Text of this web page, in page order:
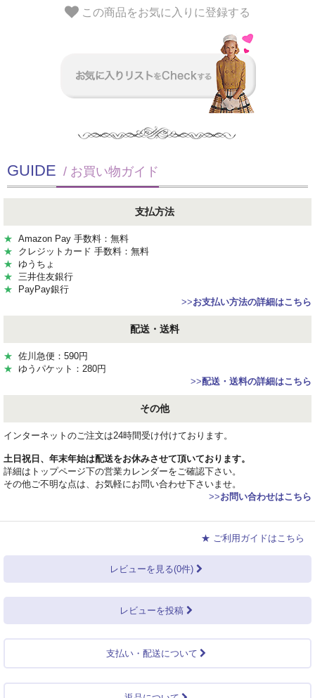
この商品をお気に入りに登録する
GUIDE / お買い物ガイド
支払方法
★ Amazon Pay 手数料：無料
★ クレジットカード 手数料：無料
★ ゆうちょ
★ 三井住友銀行
★ PayPay銀行
>>お支払い方法の詳細はこちら
配送・送料
★ 佐川急便：590円
★ ゆうパケット：280円
>>配送・送料の詳細はこちら
その他
インターネットのご注文は24時間受け付けております。
土日祝日、年末年始は配送をお休みさせて頂いております。
詳細はトップページ下の営業カレンダーをご確認下さい。
その他ご不明な点は、お気軽にお問い合わせ下さいませ。
>>お問い合わせはこちら
★ ご利用ガイドはこちら
レビューを見る(0件)
レビューを投稿
支払い・配送について